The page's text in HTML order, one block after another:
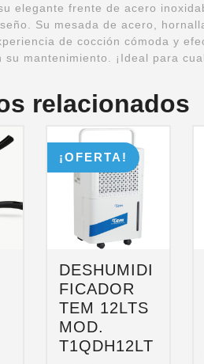
elegante frente de acero
Su mesada de acero,
de cocción cómoda y
su mantenimiento. ¡Ideal para
relacionados
¡OFERTA!
DESHUMIDI
FICADOR
TEM 12LTS
MOD.
T1QDH12LT